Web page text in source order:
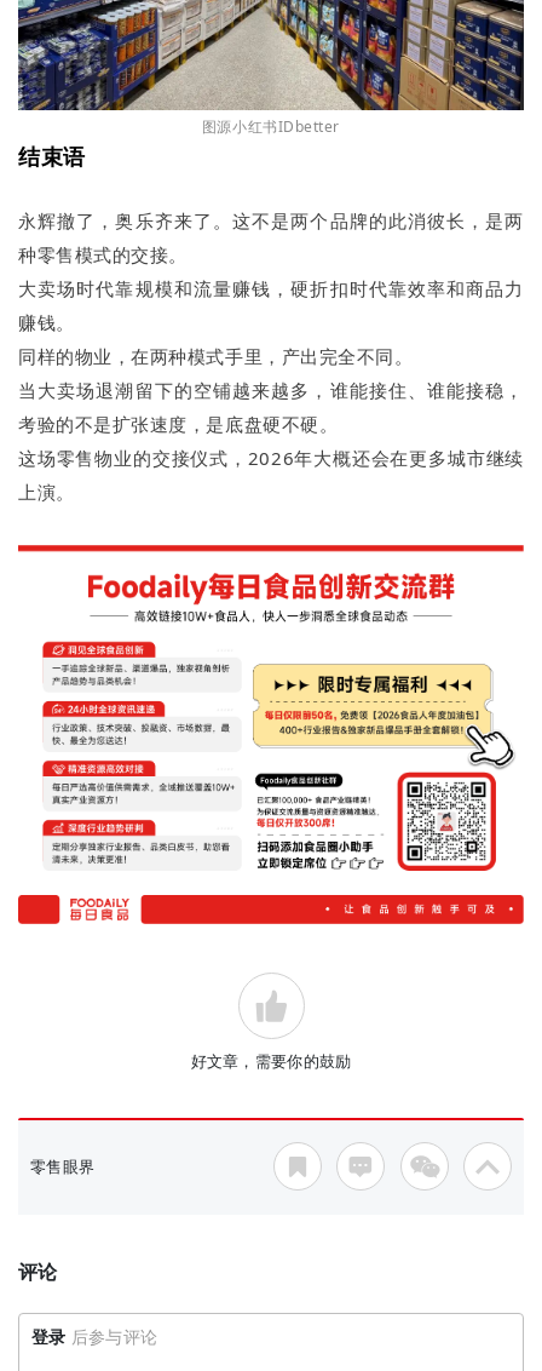
图源小红书IDbetter
结束语
永辉撤了，奥乐齐来了。这不是两个品牌的此消彼长，是两
种零售模式的交接。
大卖场时代靠规模和流量赚钱，硬折扣时代靠效率和商品力
赚钱。
同样的物业，在两种模式手里，产出完全不同。
当大卖场退潮留下的空铺越来越多，谁能接住、谁能接稳，
考验的不是扩张速度，是底盘硬不硬。
这场零售物业的交接仪式，2026年大概还会在更多城市继续
上演。
好文章，需要你的鼓励
零售眼界
评论
登录 后参与评论